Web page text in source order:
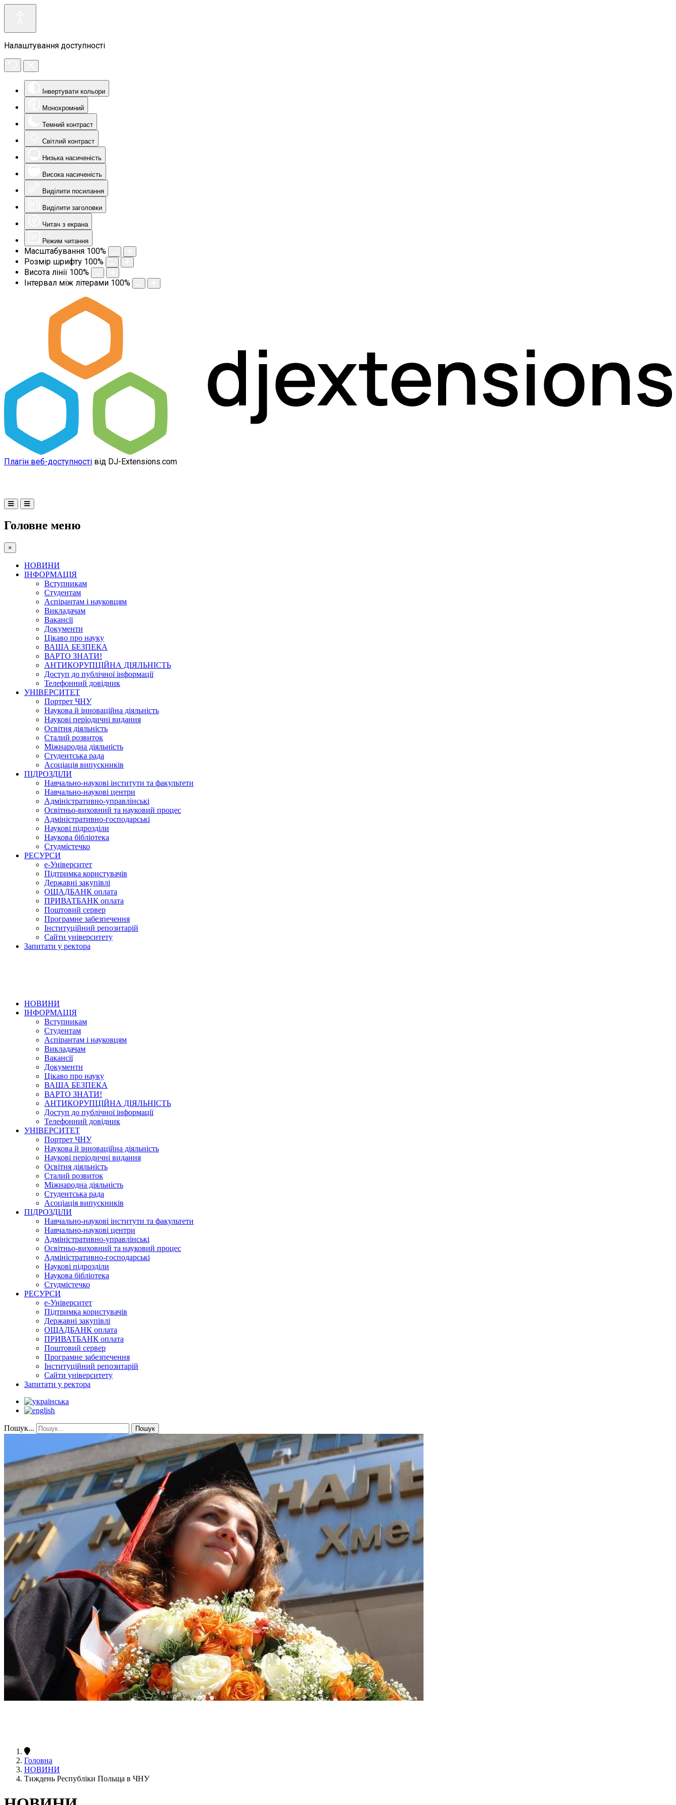
Налаштування доступності
Інвертувати кольори
Монохромний
Темний контраст
Світлий контраст
Низька насиченість
Висока насиченість
Виділити посилання
Виділити заголовки
Читач з екрана
Режим читання
Масштабування 100%
Розмір шрифту 100%
Висота лінії 100%
Інтервал між літерами 100%
Плагін веб-доступності від DJ-Extensions.com
Головне меню
×
НОВИНИ
ІНФОРМАЦІЯ
Вступникам
Студентам
Аспірантам і науковцям
Викладачам
Вакансії
Документи
Цікаво про науку
ВАША БЕЗПЕКА
ВАРТО ЗНАТИ!
АНТИКОРУПЦІЙНА ДІЯЛЬНІСТЬ
Доступ до публічної інформації
Телефонний довідник
УНІВЕРСИТЕТ
Портрет ЧНУ
Наукова й інноваційна діяльність
Наукові періодичні видання
Освітня діяльність
Сталий розвиток
Міжнародна діяльність
Студентська рада
Асоціація випускників
ПІДРОЗДІЛИ
Навчально-наукові інститути та факультети
Навчально-наукові центри
Адміністративно-управлінські
Освітньо-виховний та науковий процес
Адміністративно-господарські
Наукові підрозділи
Наукова бібліотека
Студмістечко
РЕСУРСИ
е-Університет
Підтримка користувачів
Державні закупівлі
ОЩАДБАНК оплата
ПРИВАТБАНК оплата
Поштовий сервер
Програмне забезпечення
Інституційний репозитарій
Сайти університету
Запитати у ректора
НОВИНИ
ІНФОРМАЦІЯ
Вступникам
Студентам
Аспірантам і науковцям
Викладачам
Вакансії
Документи
Цікаво про науку
ВАША БЕЗПЕКА
ВАРТО ЗНАТИ!
АНТИКОРУПЦІЙНА ДІЯЛЬНІСТЬ
Доступ до публічної інформації
Телефонний довідник
УНІВЕРСИТЕТ
Портрет ЧНУ
Наукова й інноваційна діяльність
Наукові періодичні видання
Освітня діяльність
Сталий розвиток
Міжнародна діяльність
Студентська рада
Асоціація випускників
ПІДРОЗДІЛИ
Навчально-наукові інститути та факультети
Навчально-наукові центри
Адміністративно-управлінські
Освітньо-виховний та науковий процес
Адміністративно-господарські
Наукові підрозділи
Наукова бібліотека
Студмістечко
РЕСУРСИ
е-Університет
Підтримка користувачів
Державні закупівлі
ОЩАДБАНК оплата
ПРИВАТБАНК оплата
Поштовий сервер
Програмне забезпечення
Інституційний репозитарій
Сайти університету
Запитати у ректора
Пошук... Пошук
Головна
НОВИНИ
Тиждень Республіки Польща в ЧНУ